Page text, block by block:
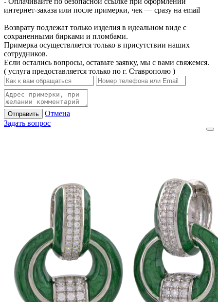
интернет-заказа или после примерки, чек — сразу на email
Возврату подлежат только изделия в идеальном виде с
сохраненными бирками и пломбами.
Примерка осуществляется только в присутствии наших
сотрудников.
Если остались вопросы, оставьте заявку, мы с вами свяжемся.
( услуга предоставляется только по г. Ставрополю )
Отправить
Отмена
Задать вопрос